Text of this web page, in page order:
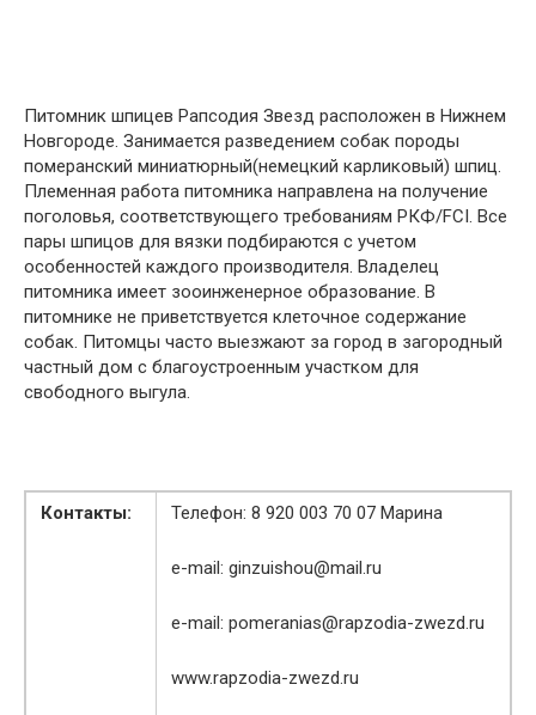
Питомник шпицев Рапсодия Звезд расположен в Нижнем
Новгороде. Занимается разведением собак породы
померанский миниатюрный(немецкий карликовый) шпиц.
Племенная работа питомника направлена на получение
поголовья, соответствующего требованиям РКФ/FCI. Все
пары шпицов для вязки подбираются с учетом
особенностей каждого производителя. Владелец
питомника имеет зооинженерное образование. В
питомнике не приветствуется клеточное содержание
собак. Питомцы часто выезжают за город в загородный
частный дом с благоустроенным участком для
свободного выгула.
Контакты: Телефон: 8 920 003 70 07 Марина
e-mail: ginzuishou@mail.ru
e-mail: pomeranias@rapzodia-zwezd.ru
www.rapzodia-zwezd.ru